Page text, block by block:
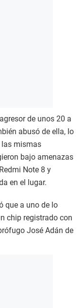
de unos 20 a
abusó de ella, lo
las mismas
bajo amenazas
Note 8 y
en el lugar.
que a uno de lo
chip registrado con
José Adán de